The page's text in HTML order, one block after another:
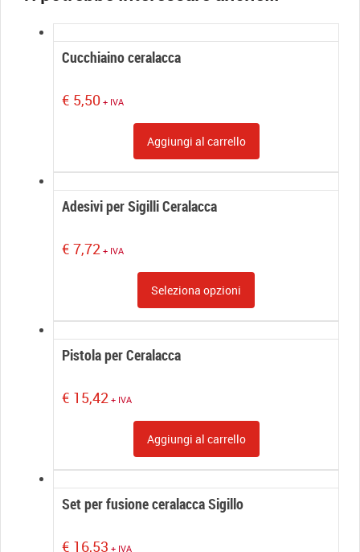
Cucchiaino ceralacca
€ 5,50 + IVA
Aggiungi al carrello
Adesivi per Sigilli Ceralacca
€ 7,72 + IVA
Seleziona opzioni
Pistola per Ceralacca
€ 15,42 + IVA
Aggiungi al carrello
Set per fusione ceralacca Sigillo
€ 16,53 + IVA